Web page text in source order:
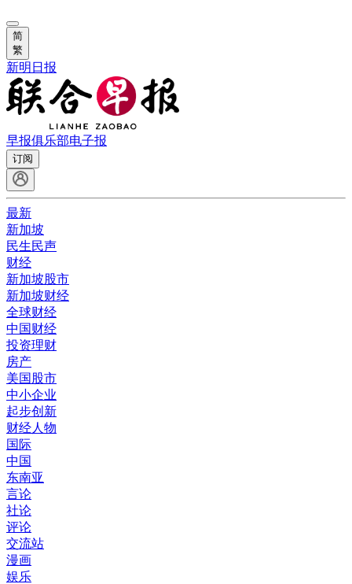
简
繁
新明日报
早报俱乐部电子报
订阅
最新
新加坡
民生民声
财经
新加坡股市
新加坡财经
全球财经
中国财经
投资理财
房产
美国股市
中小企业
起步创新
财经人物
国际
中国
东南亚
言论
社论
评论
交流站
漫画
娱乐